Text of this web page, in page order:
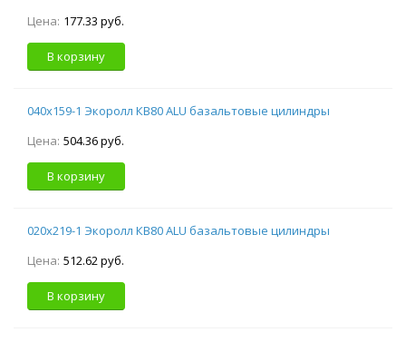
Цена: 177.33 руб.
В корзину
040х159-1 Экоролл КВ80 ALU базальтовые цилиндры
Цена: 504.36 руб.
В корзину
020х219-1 Экоролл КВ80 ALU базальтовые цилиндры
Цена: 512.62 руб.
В корзину